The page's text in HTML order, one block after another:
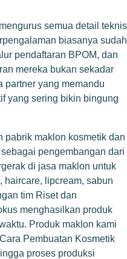
semua detail teknis
biasanya sudah
pendaftaran BPOM, dan
mereka bukan sekadar
partner yang memandu
yang sering bikin bingung
pabrik maklon kosmetik dan
pengembangan dari
di jasa maklon untuk
haircare, lipcream, sabun
tim Riset dan
menghasilkan produk
Produk maklon kami
Pembuatan Kosmetik
proses produksi